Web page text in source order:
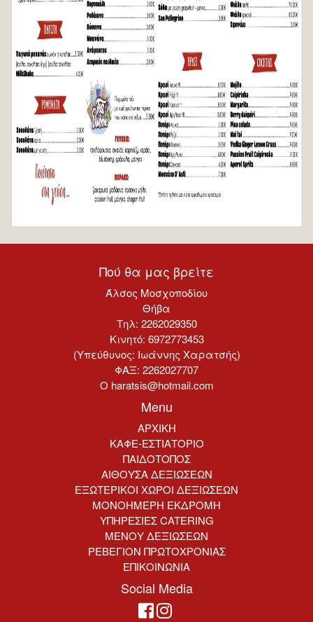
Πού θα μας βρείτε
Άλσος Μοσχοποδίου
Θήβα
Τηλ: 2262029350
Κινητό: 6972773453
(Υπεύθυνος: Ιωάννης Χαρατσής)
ΦΑΞ: 2262027707
Ο haratsis@hotmail.com
Menu
ΑΡΧΙΚΗ
ΚΑΦΕ-ΕΣΤΙΑΤΟΡΙΟ
ΠΑΙΔΟΤΟΠΟΣ
ΑΙΘΟΥΣΑ ΔΕΞΙΩΣΕΩΝ
ΕΞΩΤΕΡΙΚΟΙ ΧΩΡΟΙ ΔΕΞΙΩΣΕΩΝ
ΜΟΝΟΗΜΕΡΗ ΕΚΔΡΟΜΗ
ΥΠΗΡΕΣΙΕΣ CATERING
ΜΕΝΟΥ ΔΕΞΙΩΣΕΩΝ
ΡΕΒΕΓΙΟΝ ΠΡΩΤΟΧΡΟΝΙΑΣ
ΕΠΙΚΟΙΝΩΝΙΑ
Social Media